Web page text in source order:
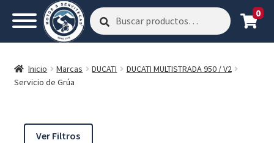
Buscar
por:
Buscar 0
Inicio Marcas DUCATI
DUCATI MULTISTRADA 950 / V2
Servicio de Grúa
Ver Filtros